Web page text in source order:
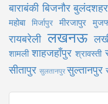
बाराबंकी बिजनौर बुलंदशहर
महोबा मिर्जापुर मीरजापुर
रायबरेली लखनऊ
शामली शाहजहाँपुर श्रावस्ती
सीतापुर सुलतानपुरसुल्तानपुर